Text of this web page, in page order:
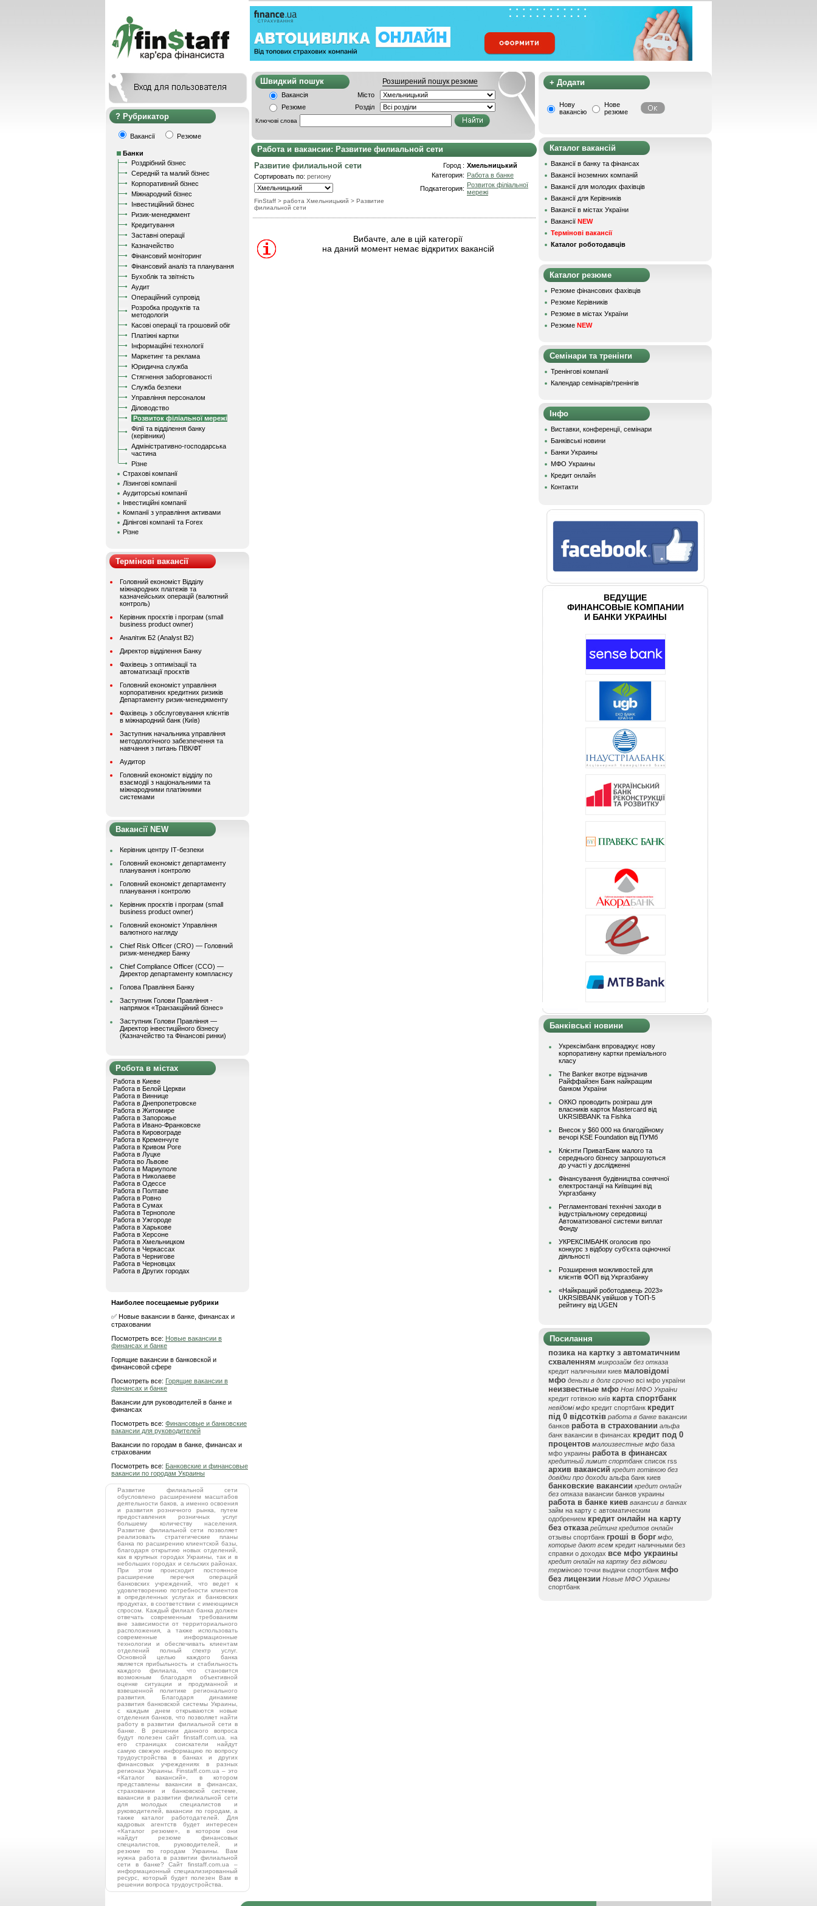
Рубрикатор
Вакансії Резюме
Банки
Роздрібний бізнес
Середній та малий бізнес
Корпоративний бізнес
Міжнародний бізнес
Інвестиційний бізнес
Ризик-менеджмент
Кредитування
Заставні операції
Казначейство
Фінансовий моніторинг
Фінансовий аналіз та планування
Бухоблік та звітність
Аудит
Операційний супровід
Розробка продуктів та
методологія
Касові операції та грошовий обіг
Платіжні картки
Інформаційні технології
Маркетинг та реклама
Юридична служба
Стягнення заборгованості
Служба безпеки
Управління персоналом
Діловодство
Розвиток філіальної мережі
Філії та відділення банку
(керівники)
Адміністративно-господарська
частина
Різне
Страхові компанії
Лізингові компанії
Аудиторські компанії
Інвестиційні компанії
Компанії з управління активами
Ділінгові компанії та Forex
Різне
Термінові вакансії
Головний економіст Відділу
міжнародних платежів та
казначейських операцій (валютний
контроль)
Керівник проєктів і програм (small
business product owner)
Аналітик Б2 (Analyst B2)
Директор відділення Банку
Фахівець з оптимізації та
автоматизації проєктів
Головний економіст управління
корпоративних кредитних ризиків
Департаменту ризик-менеджменту
Фахівець з обслуговування клієнтів
в міжнародний банк (Київ)
Заступник начальника управління
методологічного забезпечення та
навчання з питань ПВК/ФТ
Аудитор
Головний економіст відділу по
взаємодії з національними та
міжнародними платіжними
системами
Вакансії NEW
Керівник центру ІТ-безпеки
Головний економіст департаменту
планування і контролю
Головний економіст департаменту
планування і контролю
Керівник проєктів і програм (small
business product owner)
Головний економіст Управління
валютного нагляду
Chief Risk Officer (CRO) — Головний
ризик-менеджер Банку
Chief Compliance Officer (CCO) —
Директор департаменту комплаєнсу
Голова Правління Банку
Заступник Голови Правління -
напрямок «Транзакційний бізнес»
Заступник Голови Правління —
Директор інвестиційного бізнесу
(Казначейство та Фінансові ринки)
Робота в містах
Работа в Киеве
Работа в Белой Церкви
Работа в Виннице
Работа в Днепропетровске
Работа в Житомире
Работа в Запорожье
Работа в Ивано-Франковске
Работа в Кировограде
Работа в Кременчуге
Работа в Кривом Роге
Работа в Луцке
Работа во Львове
Работа в Мариуполе
Работа в Николаеве
Работа в Одессе
Работа в Полтаве
Работа в Ровно
Работа в Сумах
Работа в Тернополе
Работа в Ужгороде
Работа в Харькове
Работа в Херсоне
Работа в Хмельницком
Работа в Черкассах
Работа в Чернигове
Работа в Черновцах
Работа в Других городах
Наиболее посещаемые рубрики
✅ Новые вакансии в банке, финансах и
страховании
Посмотреть все: Новые вакансии в
финансах и банке
Горящие вакансии в банковской и
финансовой сфере
Посмотреть все: Горящие вакансии в
финансах и банке
Вакансии для руководителей в банке и
финансах
Посмотреть все: Финансовые и банковские
вакансии для руководителей
Вакансии по городам в банке, финансах и
страховании
Посмотреть все: Банковские и финансовые
вакансии по городам Украины
Развитие филиальной сети
обусловлено расширением масштабов
деятельности баков, а именно освоения
и развития розничного рынка, путем
предоставления розничных услуг
большему количеству населения.
Развитие филиальной сети позволяет
реализовать стратегические планы
банка по расширению клиентской базы,
благодаря открытию новых отделений,
как в крупных городах Украины, так и в
небольших городах и сельских районах.
При этом происходит постоянное
расширение перечня операций
банковских учреждений, что ведет к
удовлетворению потребности клиентов
в определенных услугах и банковских
продуктах, в соответствии с имеющимся
спросом. Каждый филиал банка должен
отвечать современным требованиям
вне зависимости от территориального
расположения, а также использовать
современные информационные
технологии и обеспечивать клиентам
отделений полный спектр услуг.
Основной целью каждого банка
является прибыльность и стабильность
каждого филиала, что становится
возможным благодаря объективной
оценке ситуации и продуманной и
взвешенной политике регионального
развития. Благодаря динамике
развития банковской системы Украины,
с каждым днем открываются новые
отделения банков, что позволяет найти
работу в развитии филиальной сети в
банке. В решении данного вопроса
будут полезен сайт finstaff.com.ua. на
его страницах соискатели найдут
самую свежую информацию по вопросу
трудоустройства в банках и других
финансовых учреждениях в разных
регионах Украины. Finstaff.com.ua – это
«Каталог вакансий», в котором
представлены вакансии в финансах,
страховании и банковской системе,
вакансии в развитии филиальной сети
для молодых специалистов и
руководителей, вакансии по городам, а
также каталог работодателей. Для
кадровых агентств будет интересен
«Каталог резюме», в котором они
найдут резюме финансовых
специалистов, руководителей, и
резюме по городам Украины. Вам
нужна работа в развитии филиальной
сети в банке? Сайт finstaff.com.ua –
информационный специализированный
ресурс, который будет полезен Вам в
решении вопроса трудоустройства.
Швидкий пошук Розширений пошук резюме
Вакансія
Місто
Резюме
Розділ
Ключові слова
Работа и вакансии: Развитие филиальной сети
Развитие филиальной сети
Сортировать по: региону
FinStaff > работа Хмельницький > Развитие
филиальной сети
Город : Хмельницький
Категория: Работа в банке
Подкатегория: Розвиток філіальної
мережі
Вибачте, але в цій категорії
на даний момент немає відкритих вакансій
+ Додати
Нову
вакансію
Нове
резюме
Каталог вакансій
Вакансії в банку та фінансах
Вакансії іноземних компаній
Вакансії для молодих фахівців
Вакансії для Керівників
Вакансії в містах України
Вакансії NEW
Термінові вакансії
Каталог роботодавців
Каталог резюме
Резюме фінансових фахівців
Резюме Керівників
Резюме в містах України
Резюме NEW
Семінари та тренінги
Тренінгові компанії
Календар семінарів/тренінгів
Інфо
Виставки, конференції, семінари
Банківські новини
Банки Украины
МФО Украины
Кредит онлайн
Контакти
ВЕДУЩИЕ
ФИНАНСОВЫЕ КОМПАНИИ
И БАНКИ УКРАИНЫ
Банківські новини
Укрексімбанк впроваджує нову
корпоративну картки преміального
класу
The Banker вкотре відзначив
Райффайзен Банк найкращим
банком України
ОККО проводить розіграш для
власників карток Mastercard від
UKRSIBBANK та Fishka
Внесок у $60 000 на благодійному
вечорі KSE Foundation від ПУМб
Клієнти ПриватБанк малого та
середнього бізнесу запрошуються
до участі у дослідженні
Фінансування будівництва сонячної
електростанції на Київщині від
Укргазбанку
Регламентовані технічні заходи в
індустріальному середовищі
Автоматизованої системи виплат
Фонду
УКРЕКСІМБАНК оголосив про
конкурс з відбору суб’єкта оціночної
діяльності
Розширення можливостей для
клієнтів ФОП від Укргазбанку
«Найкращий роботодавець 2023»
UKRSIBBANK увійшов у ТОП-5
рейтингу від UGEN
Посилання
позика на картку з автоматичним
схваленням микрозайм без отказа
кредит наличными киев маловідомі
мфо деньги в долг срочно всі мфо україни
неизвестные мфо Нові МФО України
кредит готівкою київ карта спортбанк
невідомі мфо кредит спортбанк кредит
під 0 відсотків работа в банке вакансии
банков работа в страховании альфа
банк вакансии в финансах кредит под 0
процентов малоизвестные мфо база
мфо украины работа в финансах
кредитный лимит спортбанк список rss
архив вакансий кредит готівкою без
довідки про доходи альфа банк киев
банковские вакансии кредит онлайн
без отказа вакансии банков украины
работа в банке киев вакансии в банках
займ на карту с автоматическим
одобрением кредит онлайн на карту
без отказа рейтинг кредитов онлайн
отзывы спортбанк гроші в борг мфо,
которые дают всем кредит наличными без
справки о доходах все мфо украины
кредит онлайн на картку без відмови
терміново точки выдачи спортбанк мфо
без лицензии Новые МФО Украины
спортбанк